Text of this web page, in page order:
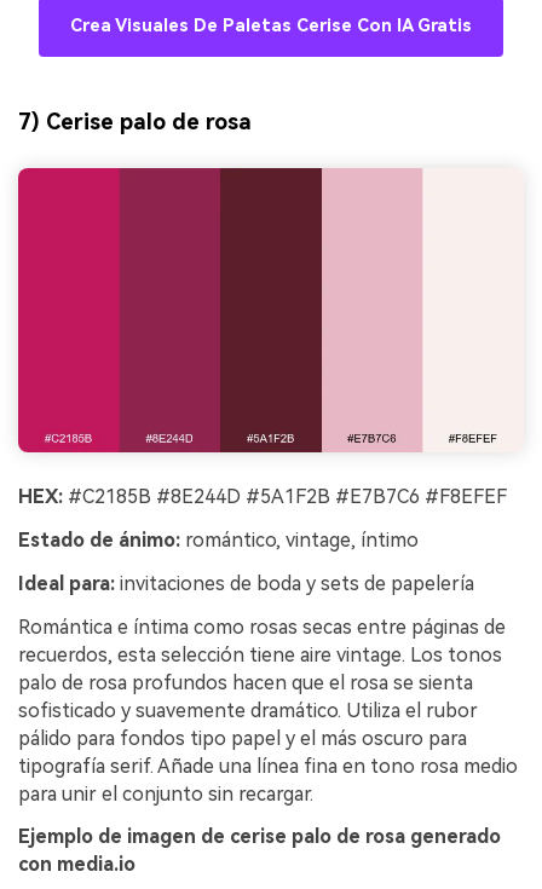
Crea Visuales De Paletas Cerise Con IA Gratis
7) Cerise palo de rosa
HEX: #C2185B #8E244D #5A1F2B #E7B7C6 #F8EFEF
Estado de ánimo: romántico, vintage, íntimo
Ideal para: invitaciones de boda y sets de papelería
Romántica e íntima como rosas secas entre páginas de
recuerdos, esta selección tiene aire vintage. Los tonos
palo de rosa profundos hacen que el rosa se sienta
sofisticado y suavemente dramático. Utiliza el rubor
pálido para fondos tipo papel y el más oscuro para
tipografía serif. Añade una línea fina en tono rosa medio
para unir el conjunto sin recargar.
Ejemplo de imagen de cerise palo de rosa generado
con media.io